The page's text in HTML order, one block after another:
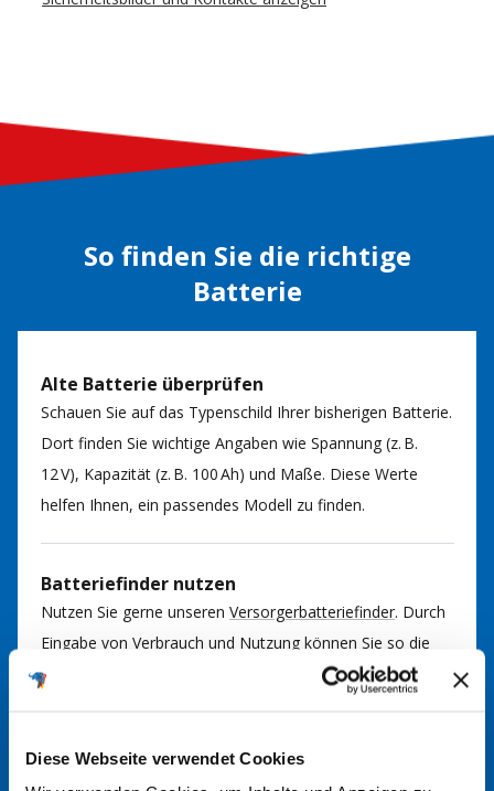
Diese Webseite verwendet Cookies
So finden Sie die richtige
Batterie
Alte Batterie überprüfen
Schauen Sie auf das Typenschild Ihrer bisherigen Batterie.
Dort finden Sie wichtige Angaben wie Spannung (z. B.
12 V), Kapazität (z. B. 100 Ah) und Maße. Diese Werte
helfen Ihnen, ein passendes Modell zu finden.
Batteriefinder nutzen
Nutzen Sie gerne unseren Versorgerbatteriefinder. Durch
Eingabe von Verbrauch und Nutzung können Sie so die
passende Batterie für Ihre Anwendung finden. Bei Fragen
Im Handbuch nachsehen